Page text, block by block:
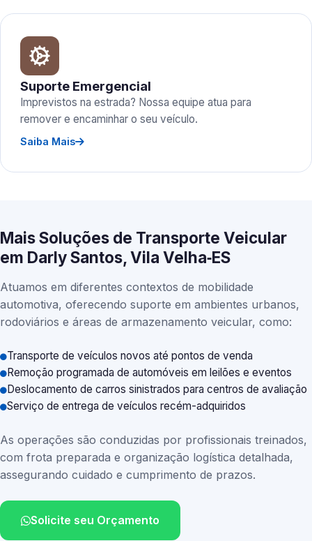
Suporte Emergencial
Imprevistos na estrada? Nossa equipe atua para
remover e encaminhar o seu veículo.
Saiba Mais
Mais Soluções de Transporte Veicular
em Darly Santos, Vila Velha‑ES
Atuamos em diferentes contextos de mobilidade
automotiva, oferecendo suporte em ambientes urbanos,
rodoviários e áreas de armazenamento veicular, como:
Transporte de veículos novos até pontos de venda
Remoção programada de automóveis em leilões e eventos
Deslocamento de carros sinistrados para centros de avaliação
Serviço de entrega de veículos recém-adquiridos
As operações são conduzidas por profissionais treinados,
com frota preparada e organização logística detalhada,
assegurando cuidado e cumprimento de prazos.
Solicite seu Orçamento